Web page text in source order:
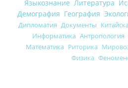
Языкознание Литература
Демография География
Дипломатия Документы
Информатика Антропология
Математика Риторика
Физика